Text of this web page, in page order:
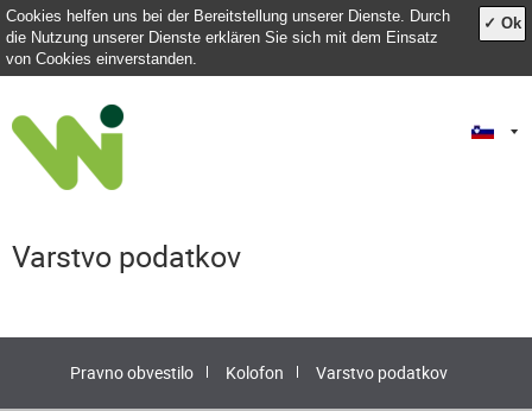
Cookies helfen uns bei der Bereitstellung unserer Dienste. Durch
die Nutzung unserer Dienste erklären Sie sich mit dem Einsatz
von Cookies einverstanden.
✓ Ok
Varstvo podatkov
Pravno obvestilo Kolofon Varstvo podatkov